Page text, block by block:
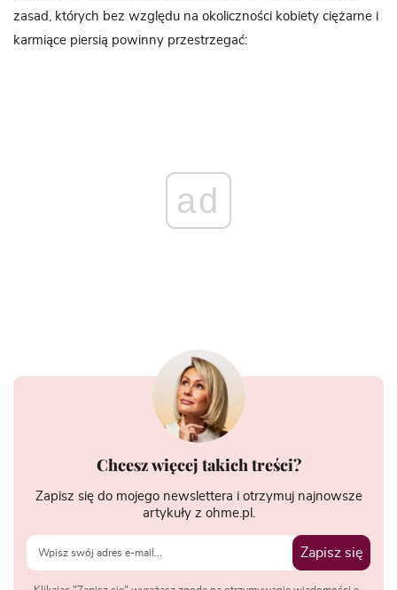
zasad, których bez względu na okoliczności kobiety ciężarne i
karmiące piersią powinny przestrzegać:
ad
Chcesz więcej takich treści?
Zapisz się do mojego newslettera i otrzymuj najnowsze
artykuły z ohme.pl.
Zapisz się